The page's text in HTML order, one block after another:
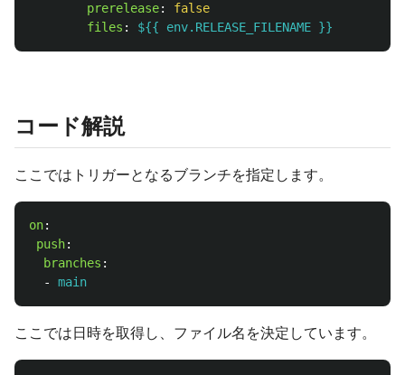
prerelease:
false
files : ${{ env.RELEASE_FILENAME }}
コード解説
ここではトリガーとなるブランチを指定します。
on:
push:
branches :
-
main
ここでは日時を取得し、ファイル名を決定しています。